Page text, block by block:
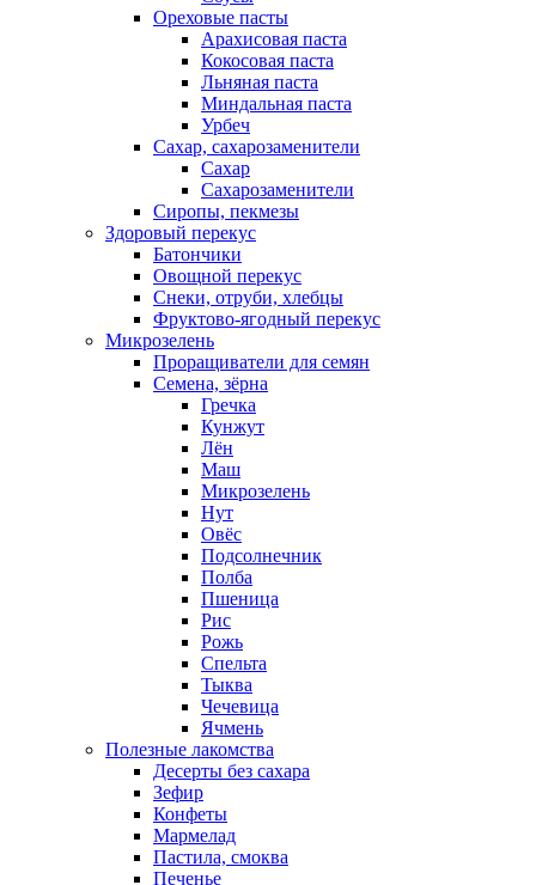
Ореховые пасты
Арахисовая паста
Кокосовая паста
Льняная паста
Миндальная паста
Урбеч
Сахар, сахарозаменители
Сахар
Сахарозаменители
Сиропы, пекмезы
Здоровый перекус
Батончики
Овощной перекус
Снеки, отруби, хлебцы
Фруктово-ягодный перекус
Микрозелень
Проращиватели для семян
Семена, зёрна
Гречка
Кунжут
Лён
Маш
Микрозелень
Нут
Овёс
Подсолнечник
Полба
Пшеница
Рис
Рожь
Спельта
Тыква
Чечевица
Ячмень
Полезные лакомства
Десерты без сахара
Зефир
Конфеты
Мармелад
Пастила, смоква
Печенье